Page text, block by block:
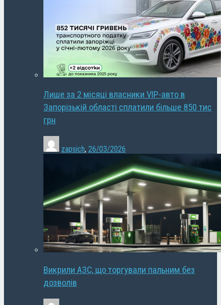
Лише за 2 місяці власники VIP-авто в
Запорізькій області сплатили більше 850 тис
грн
zapsich, 26/03/2026
Викрили АЗС, що торгували пальним без
дозволів